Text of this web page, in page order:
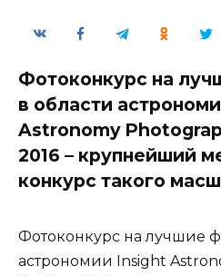
Фотоконкурс на
в области
Astronomy
2016 – крупнейший
конкурс такого
Фотоконкурс на лучшие
астрономии Insight